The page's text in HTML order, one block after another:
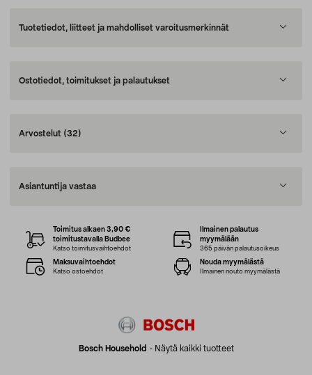
Tuotetiedot, liitteet ja mahdolliset varoitusmerkinnät
Ostotiedot, toimitukset ja palautukset
Arvostelut (32)
Asiantuntija vastaa
Bosch Household - Näytä kaikki tuotteet
Toimitus alkaen 3,90 €
toimitustavalla Budbee
Katso toimitusvaihtoehdot
Ilmainen palautus
myymälään
365 päivän palautusoikeus
Maksuvaihtoehdot
Katso ostoehdot
Nouda myymälästä
Ilmainen nouto myymälästä